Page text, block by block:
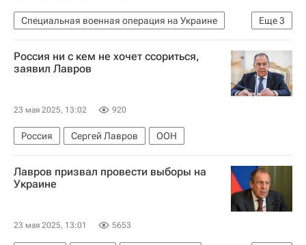
Еще3
Специальная военная операция на Украине
Россия
Сергей Лавров В мире
Россия ни с кем не хочет ссориться,
заявил Лавров
23 мая 2025, 13:02 920
Россия Сергей Лавров ООН
Лавров призвал провести выборы на
Украине
23 мая 2025, 13:01 5653